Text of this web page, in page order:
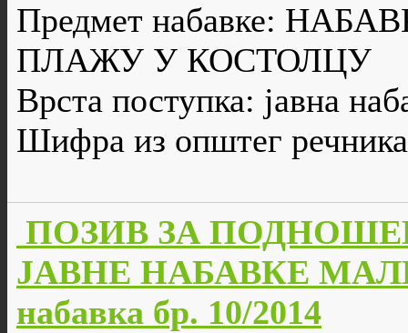
Предмет набавке:
ПЛАЖУ У КОСТОЛЦУ
Врста поступка: јавна
Шифра из општег
ПОЗИВ ЗА
ЈАВНЕ НАБАВКЕ
набавка бр. 10/2014